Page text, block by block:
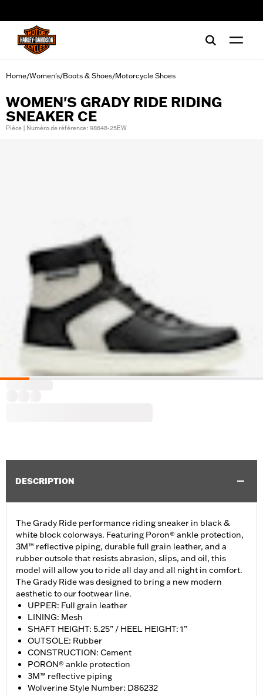
Home/Women's/Boots & Shoes/Motorcycle Shoes
WOMEN'S GRADY RIDE RIDING
SNEAKER CE
Pièce | Numéro de référence : 98648-25EW
DESCRIPTION
The Grady Ride performance riding sneaker in black &
white block colorways. Featuring Poron® ankle protection,
3M™ reflective piping, durable full grain leather, and a
rubber outsole that resists abrasion, slips, and oil, this
model will allow you to ride all day and all night in comfort.
The Grady Ride was designed to bring a new modern
aesthetic to our footwear line.
UPPER: Full grain leather
LINING: Mesh
SHAFT HEIGHT: 5.25” / HEEL HEIGHT: 1”
OUTSOLE: Rubber
CONSTRUCTION: Cement
PORON® ankle protection
3M™ reflective piping
Wolverine Style Number: D86232